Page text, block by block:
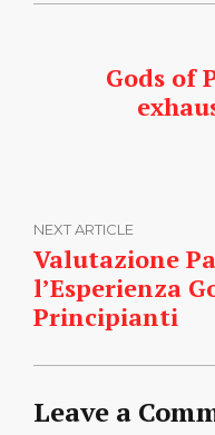
Gods of
NEXT ARTICLE
Valutazione
l’Esperienza
Principianti
Leave a